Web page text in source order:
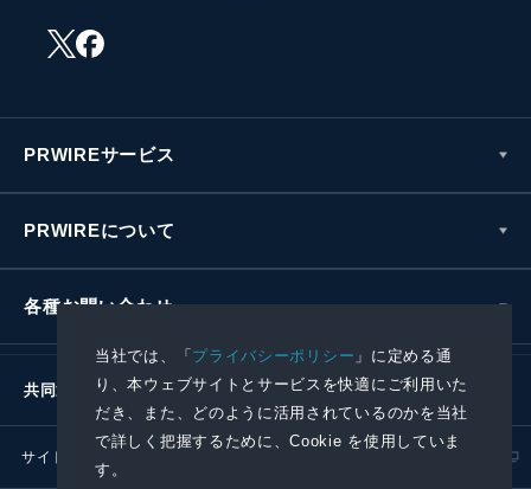
当社では、「プライバシーポリシー 」に定める通
り、本ウェブサイトとサービスを快適にご利用いた
だき、また、どのように活用されているのかを当社
で詳しく把握するために、Cookie を使用していま
す。
PRWIREサービス
PRWIREについて
各種お問い合わせ
共同通信社グループ
サイトポリシー